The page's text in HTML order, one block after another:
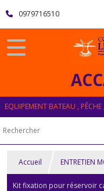
0979716510
Accueil ENTRETIEN
Kit fixation pour réservoir